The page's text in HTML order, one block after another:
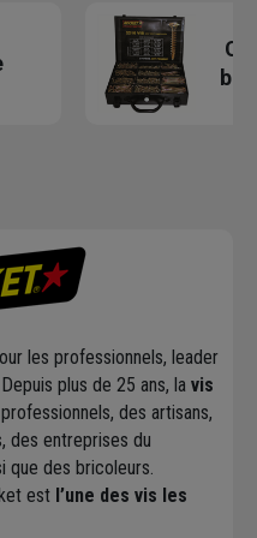
les professionnels, leader
plus de 25 ans, la vis
des artisans,
des entreprises du
que des bricoleurs.
est l’une des vis les